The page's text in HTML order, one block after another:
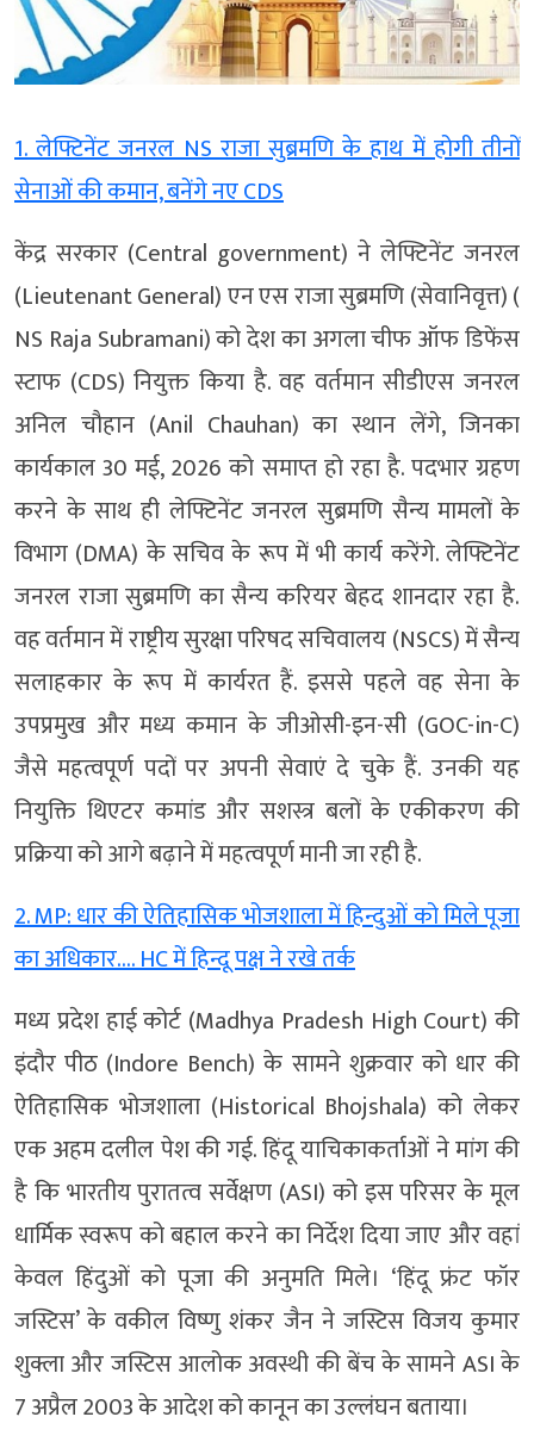
1. लेफ्टिनेंट जनरल NS राजा सुब्रमणि के हाथ में होगी तीनों
सेनाओं की कमान, बनेंगे नए CDS
केंद्र सरकार (Central government) ने लेफ्टिनेंट जनरल
(Lieutenant General) एन एस राजा सुब्रमणि (सेवानिवृत्त) (
NS Raja Subramani) को देश का अगला चीफ ऑफ डिफेंस
स्टाफ (CDS) नियुक्त किया है. वह वर्तमान सीडीएस जनरल
अनिल चौहान (Anil Chauhan) का स्थान लेंगे, जिनका
कार्यकाल 30 मई, 2026 को समाप्त हो रहा है. पदभार ग्रहण
करने के साथ ही लेफ्टिनेंट जनरल सुब्रमणि सैन्य मामलों के
विभाग (DMA) के सचिव के रूप में भी कार्य करेंगे. लेफ्टिनेंट
जनरल राजा सुब्रमणि का सैन्य करियर बेहद शानदार रहा है.
वह वर्तमान में राष्ट्रीय सुरक्षा परिषद सचिवालय (NSCS) में सैन्य
सलाहकार के रूप में कार्यरत हैं. इससे पहले वह सेना के
उपप्रमुख और मध्य कमान के जीओसी-इन-सी (GOC-in-C)
जैसे महत्वपूर्ण पदों पर अपनी सेवाएं दे चुके हैं. उनकी यह
नियुक्ति थिएटर कमांड और सशस्त्र बलों के एकीकरण की
प्रक्रिया को आगे बढ़ाने में महत्वपूर्ण मानी जा रही है.
2. MP: धार की ऐतिहासिक भोजशाला में हिन्दुओं को मिले पूजा
का अधिकार…. HC में हिन्दू पक्ष ने रखे तर्क
मध्य प्रदेश हाई कोर्ट (Madhya Pradesh High Court) की
इंदौर पीठ (Indore Bench) के सामने शुक्रवार को धार की
ऐतिहासिक भोजशाला (Historical Bhojshala) को लेकर
एक अहम दलील पेश की गई. हिंदू याचिकाकर्ताओं ने मांग की
है कि भारतीय पुरातत्व सर्वेक्षण (ASI) को इस परिसर के मूल
धार्मिक स्वरूप को बहाल करने का निर्देश दिया जाए और वहां
केवल हिंदुओं को पूजा की अनुमति मिले। ‘हिंदू फ्रंट फॉर
जस्टिस’ के वकील विष्णु शंकर जैन ने जस्टिस विजय कुमार
शुक्ला और जस्टिस आलोक अवस्थी की बेंच के सामने ASI के
7 अप्रैल 2003 के आदेश को कानून का उल्लंघन बताया।